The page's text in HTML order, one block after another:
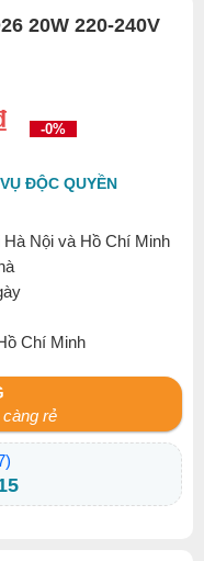
20W 220-240V
-0%
ĐỘC QUYỀN
Hà Nội và Hồ Chí Minh
Chí Minh
rẻ